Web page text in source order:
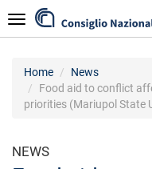
al
contenuto
Navigazione
Home
News
Food aid to conflict
priorities (Mariupol State
NEWS